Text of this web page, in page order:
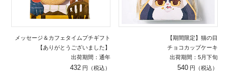
メッセージ＆カフェタイムプチギフト
【ありがとうございました】
出荷期間：通年
432
【期間限定】猫の目
チョコカップケーキ
出荷期間：5月下旬
540